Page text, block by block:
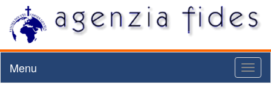
Menu